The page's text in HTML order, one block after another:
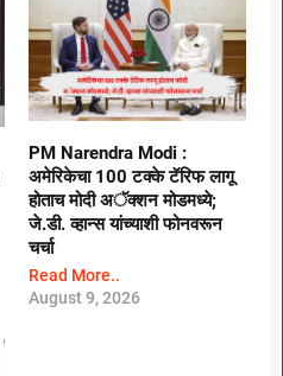
PM Narendra Modi :
अमेरिकेचा 100 टक्के टॅरिफ लागू
होताच मोदी अॅक्शन मोडमध्ये;
जे.डी. व्हान्स यांच्याशी फोनवरून
चर्चा
Read More..
August 9, 2026